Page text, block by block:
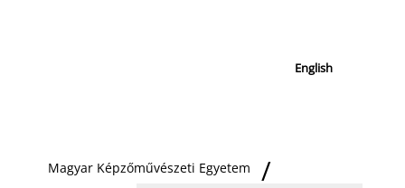
English
Magyar Képzőművészeti Egyetem